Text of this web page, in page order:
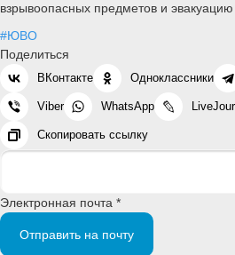
взрывоопасных предметов и эвакуацию
#ЮВО
Поделиться
ВКонтакте Одноклассники
Viber WhatsApp
Скопировать ссылку
Электронная почта *
Отправить на почту